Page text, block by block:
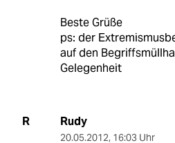
Beste Grüße
ps: der
auf den
Gelegenheit
R Rudy
20.05.2012, 16:03 Uhr